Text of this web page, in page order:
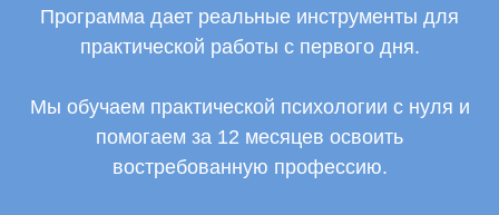
Программа дает реальные инструменты для
практической работы с первого дня.
Мы обучаем практической психологии с нуля и
помогаем за 12 месяцев освоить
востребованную профессию.